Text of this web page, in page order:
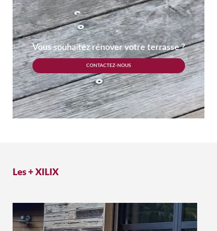
Vous souhaitez rénover votre terrasse ?
CONTACTEZ-NOUS
Les +XILIX